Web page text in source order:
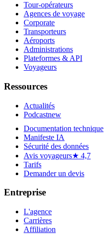
Tour-opérateurs
Agences de voyage
Corporate
Transporteurs
Aéroports
Administrations
Plateformes & API
Voyageurs
Ressources
Actualités
Podcastnew
Documentation technique
Manifeste IA
Sécurité des données
Avis voyageurs★ 4,7
Tarifs
Demander un devis
Entreprise
L'agence
Carrières
Affiliation